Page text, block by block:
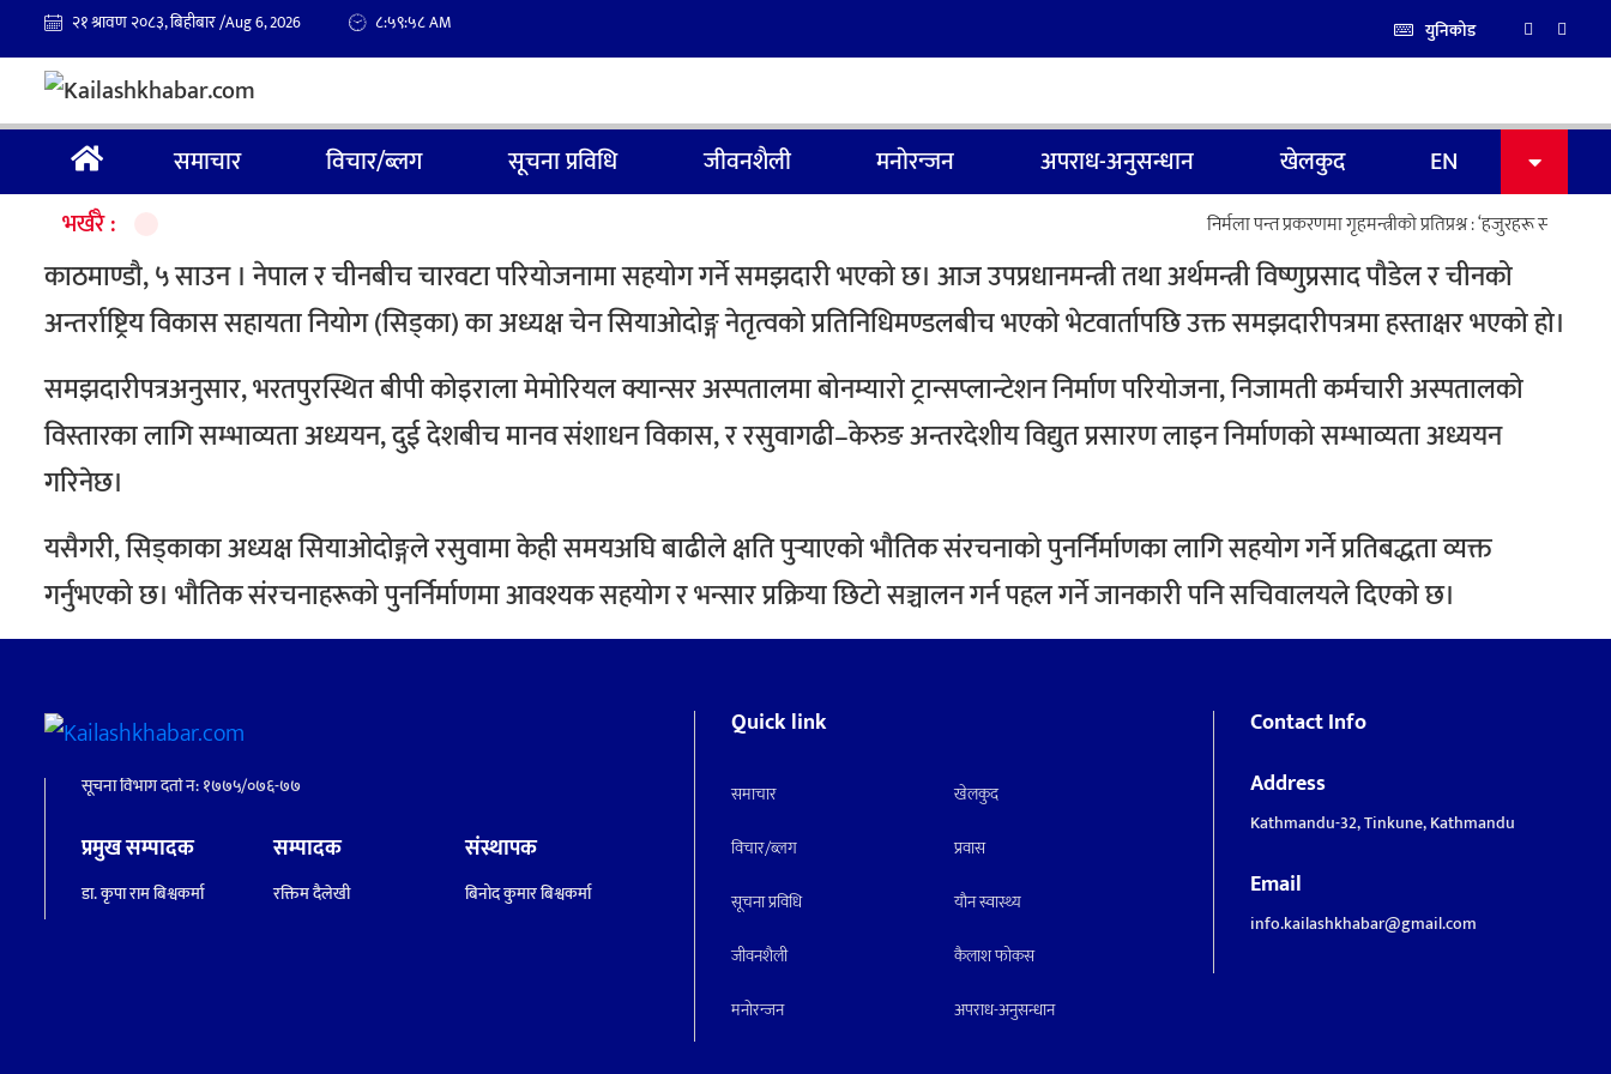
२१ श्रावण २०८३, बिहीबार /Aug 6, 2026 ८:५९:५८AM युनिकोड
समाचार विचार/ब्लग सूचना प्रविधि जीवनशैली मनाेरन्जन अपराध-अनुसन्धान खेलकुद
EN
भर्खरै :
निर्मला पन्त प्रकरणमा गृहमन्त्रीको प्रतिप्रश्न : ‘हजुरहरू सत्तामा
काठमाण्डौ, ५ साउन । नेपाल र चीनबीच चारवटा परियोजनामा सहयोग गर्ने समझदारी भएको छ। आज उपप्रधानमन्त्री तथा अर्थमन्त्री विष्णुप्रसाद पौडेल र चीनको
अन्तर्राष्ट्रिय विकास सहायता नियोग (सिड्का) का अध्यक्ष चेन सियाओदोङ्ग नेतृत्वको प्रतिनिधिमण्डलबीच भएको भेटवार्तापछि उक्त समझदारीपत्रमा हस्ताक्षर भएको हो।
समझदारीपत्रअनुसार, भरतपुरस्थित बीपी कोइराला मेमोरियल क्यान्सर अस्पतालमा बोनम्यारो ट्रान्सप्लान्टेशन निर्माण परियोजना, निजामती कर्मचारी अस्पतालको
विस्तारका लागि सम्भाव्यता अध्ययन, दुई देशबीच मानव संशाधन विकास, र रसुवागढी–केरुङ अन्तरदेशीय विद्युत प्रसारण लाइन निर्माणको सम्भाव्यता अध्ययन
गरिनेछ।
यसैगरी, सिड्काका अध्यक्ष सियाओदोङ्गले रसुवामा केही समयअघि बाढीले क्षति पुर्‍याएको भौतिक संरचनाको पुनर्निर्माणका लागि सहयोग गर्ने प्रतिबद्धता व्यक्त
गर्नुभएको छ। भौतिक संरचनाहरूको पुनर्निर्माणमा आवश्यक सहयोग र भन्सार प्रक्रिया छिटो सञ्चालन गर्न पहल गर्ने जानकारी पनि सचिवालयले दिएको छ।
सूचना विभाग दर्ता नं: १७७५/०७६-७७
प्रमुख सम्पादक
डा. कृपा राम बिश्वकर्मा
सम्पादक
रक्तिम दैलेखी
संस्थापक
बिनोद कुमार बिश्वकर्मा
Quick link
समाचार
विचार/ब्लग
सूचना प्रविधि
जीवनशैली
मनाेरन्जन
खेलकुद
प्रवास
याैन स्वास्थ्य
कैलाश फोकस
अपराध-अनुसन्धान
Contact Info
Address
Kathmandu-32, Tinkune, Kathmandu
Email
info.kailashkhabar@gmail.com